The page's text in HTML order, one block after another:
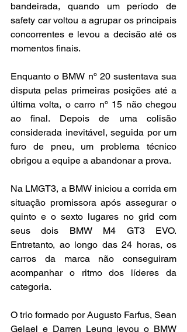
bandeirada, quando um período de
safety car voltou a agrupar os principais
concorrentes e levou a decisão até os
momentos finais.
Enquanto o BMW nº 20 sustentava sua
disputa pelas primeiras posições até a
última volta, o carro nº 15 não chegou
ao final. Depois de uma colisão
considerada inevitável, seguida por um
furo de pneu, um problema técnico
obrigou a equipe a abandonar a prova.
Na LMGT3, a BMW iniciou a corrida em
situação promissora após assegurar o
quinto e o sexto lugares no grid com
seus dois BMW M4 GT3 EVO.
Entretanto, ao longo das 24 horas, os
carros da marca não conseguiram
acompanhar o ritmo dos líderes da
categoria.
O trio formado por Augusto Farfus, Sean
Gelael e Darren Leung levou o BMW